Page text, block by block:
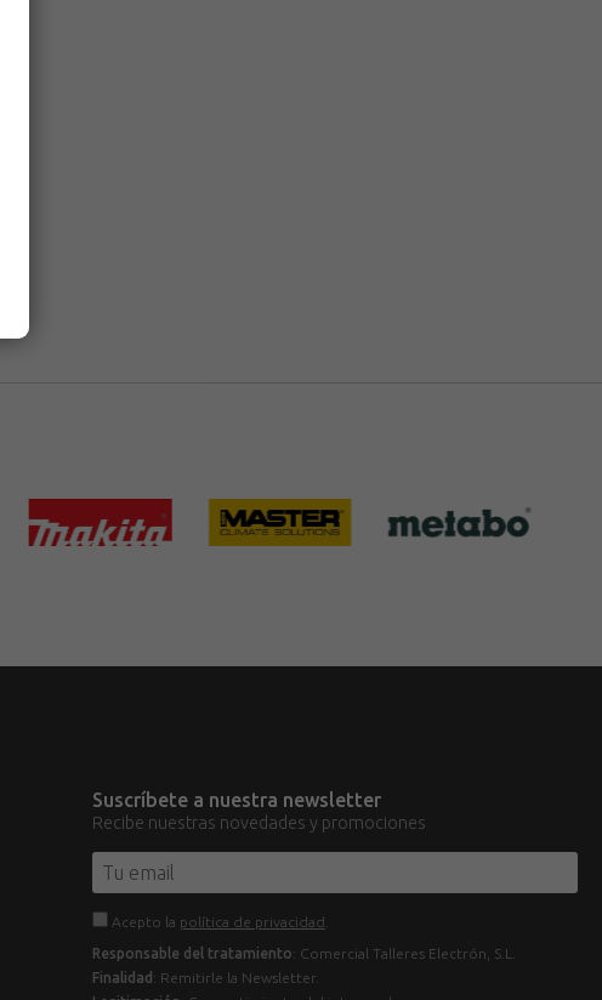
Suscríbete a nuestra newsletter
Recibe nuestras novedades y promociones
Acepto la política de privacidad
Responsable del tratamiento: Comercial Talleres Electrón, S.L.
Finalidad : Remitirle la Newsletter.